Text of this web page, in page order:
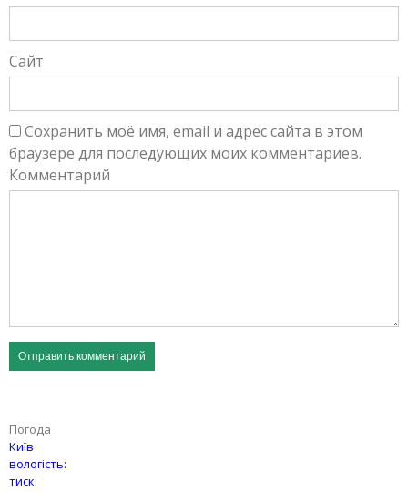
Сайт
Сохранить моё имя, email и адрес сайта в этом
браузере для последующих моих комментариев.
Комментарий
Погода
Київ
вологість:
тиск: